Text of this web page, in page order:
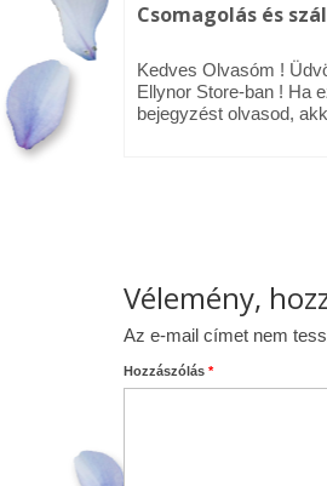
– Üdv
2020.01.09.
Ellynor
Csomagolás és
Kedves Olvasóm !
Ellynor Store-ban ! Ha
bejegyzést olvasod,
Vélemény,
Az e-mail címet nem
Hozzászólás *